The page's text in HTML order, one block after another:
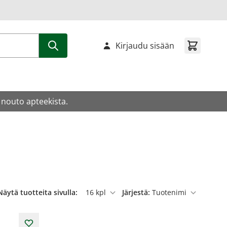
Kirjaudu sisään
apteekista.
tuotteita sivulla:
per sivu
Järjestä: